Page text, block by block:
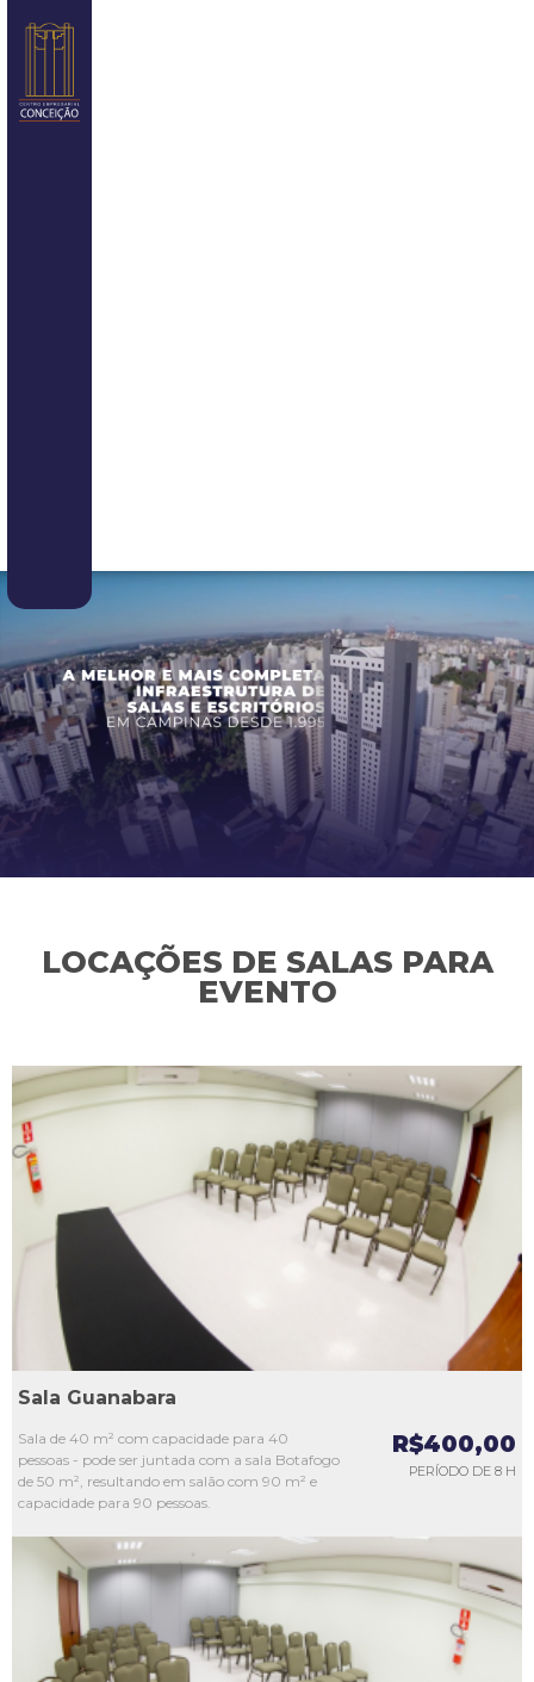
LOCAÇÕES DE SALAS PARA
EVENTO
L4
L5
Sala Guanabara
Sala de 40 m² com capacidade para 40
pessoas - pode ser juntada com a sala Botafogo
de 50 m², resultando em salão com 90 m² e
capacidade para 90 pessoas.
R$400,00
PERÍODO DE 8 H
L1
L2
L3